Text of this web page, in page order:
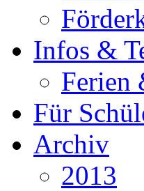
Infos &
Ferien
Für
Archiv
2013